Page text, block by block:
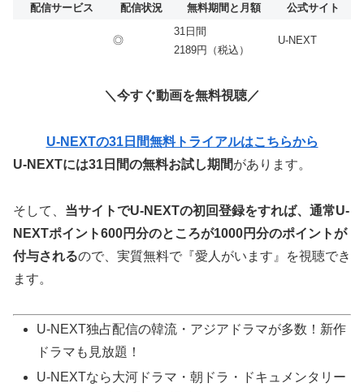
配信サービス 配信状況 無料期間と月額 公式サイト
◎
31日間
2189円（税込）
U-NEXT
＼今すぐ動画を無料視聴／
U-NEXTの31日間無料トライアルはこちらから
U-NEXTには31日間の無料お試し期間があります。
そして、 当サイトでU-NEXTの初回登録をすれば、通常U-
NEXTポイント600円分のところが1000円分のポイントが
付与されるので、実質無料で『愛人がいます』を視聴でき
ます。
U-NEXT独占配信の韓流・アジアドラマが多数！新作
ドラマも見放題！
U-NEXTなら大河ドラマ・朝ドラ・ドキュメンタリー